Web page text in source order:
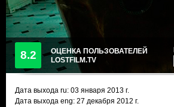
8.2
ОЦЕНКА ПОЛЬЗОВАТЕЛЕЙ
LOSTFILM.TV
Дата выхода ru: 03 января 2013 г.
Дата выхода eng: 27 декабря 2012 г.